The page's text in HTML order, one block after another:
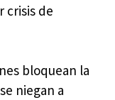
crisis de
bloquean la
niegan a